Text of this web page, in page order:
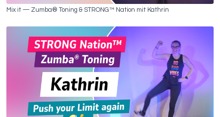
Mix it — Zumba® Toning & STRONG™ Nation mit Kathrin